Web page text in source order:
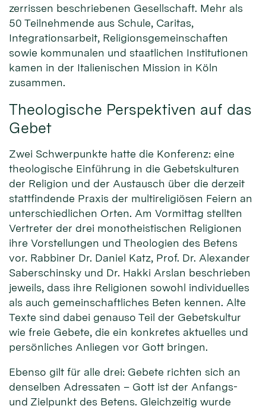
zerrissen beschriebenen Gesellschaft. Mehr als
50 Teilnehmende aus Schule, Caritas,
Integrationsarbeit, Religionsgemeinschaften
sowie kommunalen und staatlichen Institutionen
kamen in der Italienischen Mission in Köln
zusammen.
Theologische Perspektiven auf das
Gebet
Zwei Schwerpunkte hatte die Konferenz: eine
theologische Einführung in die Gebetskulturen
der Religion und der Austausch über die derzeit
stattfindende Praxis der multireligiösen Feiern an
unterschiedlichen Orten. Am Vormittag stellten
Vertreter der drei monotheistischen Religionen
ihre Vorstellungen und Theologien des Betens
vor. Rabbiner Dr. Daniel Katz, Prof. Dr. Alexander
Saberschinsky und Dr. Hakki Arslan beschrieben
jeweils, dass ihre Religionen sowohl individuelles
als auch gemeinschaftliches Beten kennen. Alte
Texte sind dabei genauso Teil der Gebetskultur
wie freie Gebete, die ein konkretes aktuelles und
persönliches Anliegen vor Gott bringen.
Ebenso gilt für alle drei: Gebete richten sich an
denselben Adressaten – Gott ist der Anfangs-
und Zielpunkt des Betens. Gleichzeitig wurde